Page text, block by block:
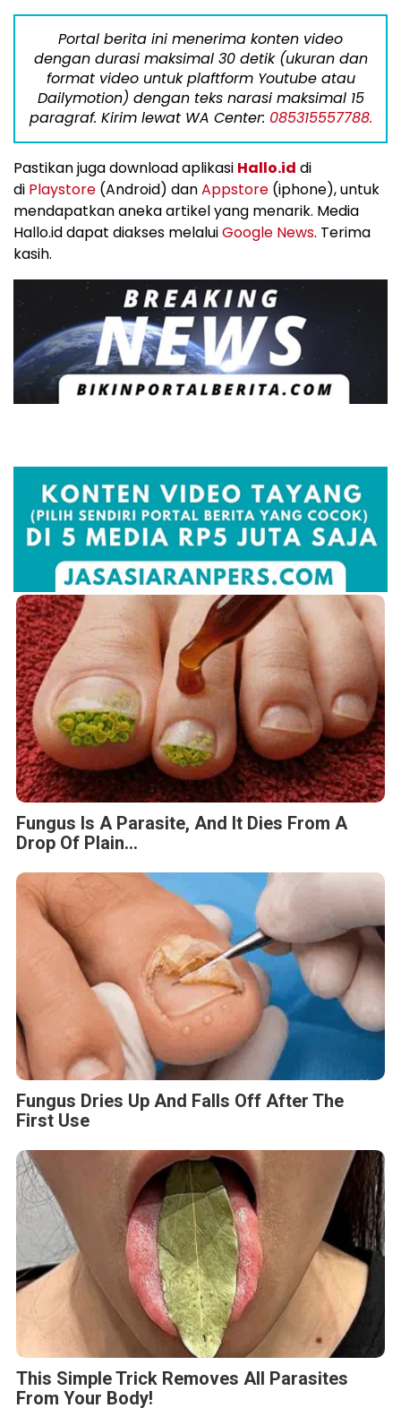
Portal berita ini menerima konten video
dengan durasi maksimal 30 detik (ukuran dan
format video untuk plaftform Youtube atau
Dailymotion) dengan teks narasi maksimal 15
paragraf. Kirim lewat WA Center: 085315557788.
Pastikan juga download aplikasi Hallo.id di
di Playstore (Android) danAppstore (iphone), untuk
mendapatkan aneka artikel yang menarik. Media
Hallo.id dapat diakses melaluiGoogle News. Terima
kasih.
Fungus Is A Parasite, And It Dies From A
Drop Of Plain...
Fungus Dries Up And Falls Off After The
First Use
This Simple Trick Removes All Parasites
From Your Body!